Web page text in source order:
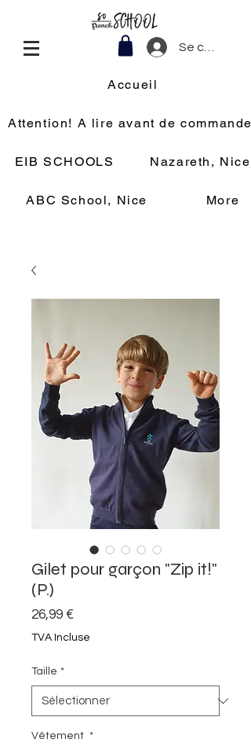
Se connecter
Accueil
Attention! A lire avant de commander
EIB SCHOOLS Nazareth, Nice
ABC School, Nice More
Gilet pour garçon "Zip it!"
(P.)
26,99 €Prix
TVA Incluse
Taille *
Vêtement *